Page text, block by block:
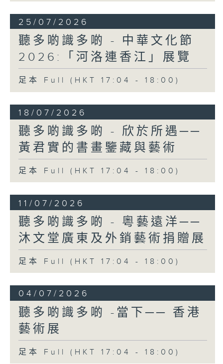
25/07/2026
聽多啲識多啲 - 中華文化節
2026:「河洛連香江」展覽
足本 Full (HKT 17:04 - 18:00)
18/07/2026
聽多啲識多啲 - 欣於所遇──
黃君實的書畫鑒藏與藝術
足本 Full (HKT 17:04 - 18:00)
11/07/2026
聽多啲識多啲 - 粵藝遠洋──
沐文堂廣東及外銷藝術捐贈展
足本 Full (HKT 17:04 - 18:00)
04/07/2026
聽多啲識多啲 -當下── 香港
藝術展
足本 Full (HKT 17:04 - 18:00)